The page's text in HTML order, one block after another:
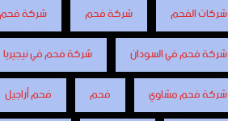
شركات الفحم
شركة فحم
شركة
شركة فحم في السودان
شركة فحم في نيجيريا
شركة فحم مشاوي
فحم
فحم أراجيل